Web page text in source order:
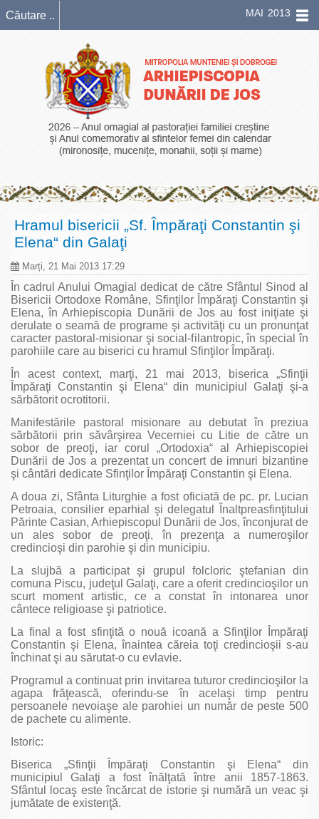
MAI 2013
Hramul bisericii „Sf. Împăraţi Constantin şi
Elena“ din Galaţi
Marți, 21 Mai 2013 17:29
În cadrul Anului Omagial dedicat de către Sfântul Sinod al
Bisericii Ortodoxe Române, Sfinţilor Împăraţi Constantin şi
Elena, în Arhiepiscopia Dunării de Jos au fost iniţiate şi
derulate o seamă de programe şi activităţi cu un pronunţat
caracter pastoral-misionar şi social-filantropic, în special în
parohiile care au biserici cu hramul Sfinţilor Împăraţi.
În acest context, marţi, 21 mai 2013, biserica „Sfinţii
Împăraţi Constantin şi Elena“ din municipiul Galaţi şi-a
sărbătorit ocrotitorii.
Manifestările pastoral misionare au debutat în preziua
sărbătorii prin săvârşirea Vecerniei cu Litie de către un
sobor de preoţi, iar corul „Ortodoxia“ al Arhiepiscopiei
Dunării de Jos a prezentat un concert de imnuri bizantine
şi cântări dedicate Sfinţilor Împăraţi Constantin şi Elena.
A doua zi, Sfânta Liturghie a fost oficiată de pc. pr. Lucian
Petroaia, consilier eparhial şi delegatul Înaltpreasfinţitului
Părinte Casian, Arhiepiscopul Dunării de Jos, înconjurat de
un ales sobor de preoţi, în prezenţa a numeroşilor
credincioşi din parohie şi din municipiu.
La slujbă a participat şi grupul folcloric ştefanian din
comuna Piscu, judeţul Galaţi, care a oferit credincioşilor un
scurt moment artistic, ce a constat în intonarea unor
cântece religioase şi patriotice.
La final a fost sfinţită o nouă icoană a Sfinţilor Împăraţi
Constantin şi Elena, înaintea căreia toţi credincioşii s-au
închinat şi au sărutat-o cu evlavie.
Programul a continuat prin invitarea tuturor credincioşilor la
agapa frăţească, oferindu-se în acelaşi timp pentru
persoanele nevoiaşe ale parohiei un număr de peste 500
de pachete cu alimente.
Istoric:
Biserica „Sfinţii Împăraţi Constantin şi Elena“ din
municipiul Galaţi a fost înălţată între anii 1857-1863.
Sfântul locaş este încărcat de istorie şi numără un veac şi
jumătate de existenţă.